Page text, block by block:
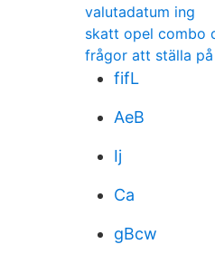
valutadatum ing
skatt opel combo
frågor att ställa
fifL
AeB
Ij
Ca
gBcw